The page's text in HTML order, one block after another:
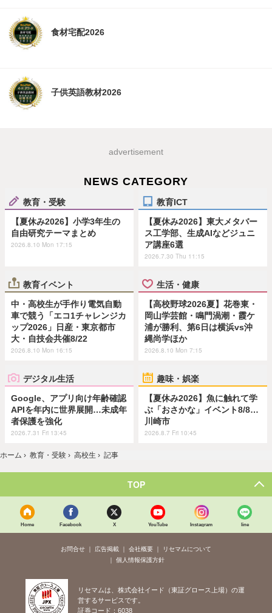
食材宅配2026
子供英語教材2026
advertisement
NEWS CATEGORY
教育・受験
【夏休み2026】小学3年生の
自由研究テーマまとめ
2026.8.10 Mon 17:15
教育ICT
【夏休み2026】東大メタバー
ス工学部、生成AIなどジュニ
ア講座6選
2026.7.30 Thu 11:15
教育イベント
中・高校生が手作り電気自動
車で競う「エコ1チャレンジカ
ップ2026」日産・東京都市
大・自技会共催8/22
2026.8.10 Mon 16:15
生活・健康
【高校野球2026夏】花巻東・
岡山学芸館・鳴門渦潮・霞ケ
浦が勝利、第6日は横浜vs沖
縄尚学ほか
2026.8.10 Mon 7:15
デジタル生活
Google、アプリ向け年齢確認
APIを年内に世界展開…未成年
者保護を強化
2026.7.31 Fri 13:45
趣味・娯楽
【夏休み2026】魚に触れて学
ぶ「おさかな」イベント8/8…
川崎市
2026.8.7 Fri 10:45
ホーム › 教育・受験 › 高校生 › 記事
TOP
Home Facebook X YouTube Instagram line
お問合せ 広告掲載 会社概要
リセマムについて
個人情報保護方針
リセマムは、株式会社イード（東証グロース上場）の運
営するサービスです。
証券コード：6038